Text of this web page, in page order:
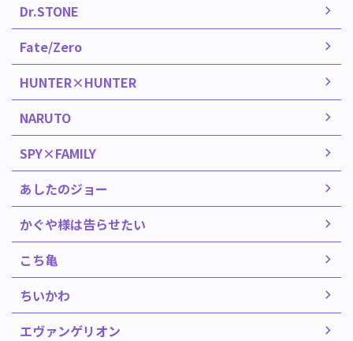
Dr.STONE
Fate/Zero
HUNTER×HUNTER
NARUTO
SPY×FAMILY
あしたのジョー
かぐや様は告らせたい
こち亀
ちいかわ
エヴァンゲリオン